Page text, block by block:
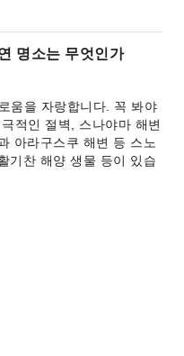
명소는 무엇인가
움을 자랑합니다. 꼭 봐야
적인 절벽, 스나야마 해변
아라구스쿠 해변 등 스노
기찬 해양 생물 등이 있습